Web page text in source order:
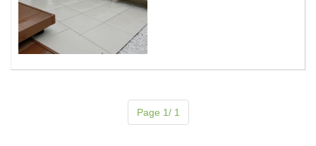
Page 1/ 1